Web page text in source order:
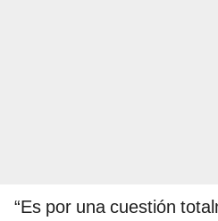
“Es por una cuestión